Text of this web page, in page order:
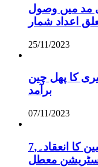
مد میں وصول
اعداد شمار
25/11/2023
کا پھل چین
برآمد
07/11/2023
قراقرم یونیورسٹی میں یوم حسین کا انعقاد۔,7
معطل